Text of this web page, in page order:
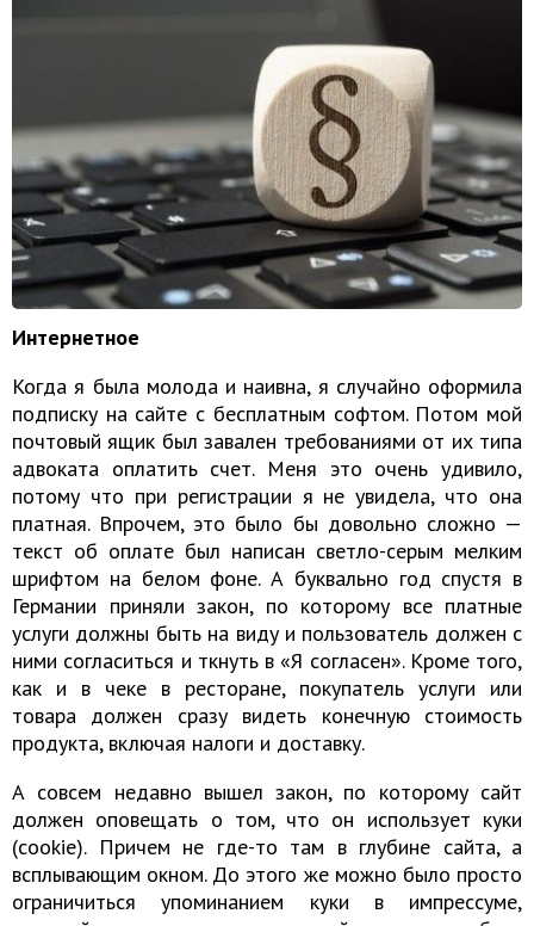
Интернетное
Когда я была молода и наивна, я случайно оформила
подписку на сайте с бесплатным софтом. Потом мой
почтовый ящик был завален требованиями от их типа
адвоката оплатить счет. Меня это очень удивило,
потому что при регистрации я не увидела, что она
платная. Впрочем, это было бы довольно сложно —
текст об оплате был написан светло-серым мелким
шрифтом на белом фоне. А буквально год спустя в
Германии приняли закон, по которому все платные
услуги должны быть на виду и пользователь должен с
ними согласиться и ткнуть в «Я согласен». Кроме того,
как и в чеке в ресторане, покупатель услуги или
товара должен сразу видеть конечную стоимость
продукта, включая налоги и доставку.
А совсем недавно вышел закон, по которому сайт
должен оповещать о том, что он использует куки
(cookie). Причем не где-то там в глубине сайта, а
всплывающим окном. До этого же можно было просто
ограничиться упоминанием куки в импрессуме,